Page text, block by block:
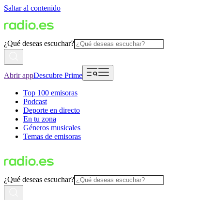
Saltar al contenido
¿Qué deseas escuchar?
Abrir appDescubre Prime
Top 100 emisoras
Podcast
Deporte en directo
En tu zona
Géneros musicales
Temas de emisoras
¿Qué deseas escuchar?